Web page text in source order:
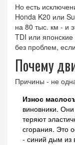
Но есть
Honda K20 или
на 80 тыс. км - и
TDI или
без проблем,
Почему
Причины - не
Износ
виновники.
теряют
сгорания. Это
- синий дым из